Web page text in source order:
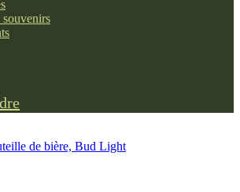
souvenirs
de bière, Bud Light